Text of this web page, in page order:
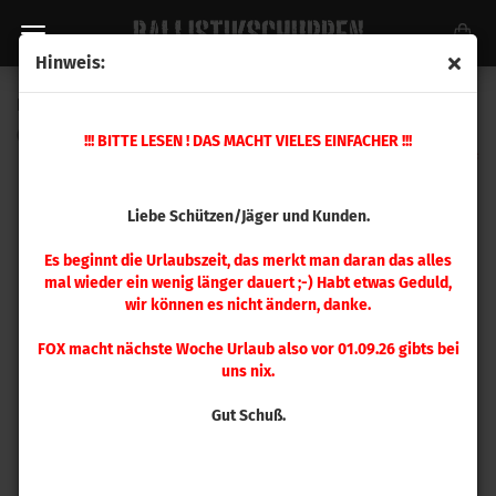
Hinweis:
!!! BITTE LESEN ! DAS MACHT VIELES EINFACHER !!!
Liebe Schützen/Jäger und Kunden.
Es beginnt die Urlaubszeit, das merkt man daran das alles
mal wieder ein wenig länger dauert ;-) Habt etwas Geduld,
wir können es nicht ändern, danke.
FOX macht nächste Woche Urlaub also vor 01.09.26 gibts bei
uns nix.
Gut Schuß.
390944)